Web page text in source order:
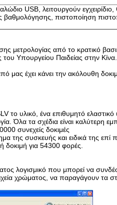
USB, λειτουργούν εγχειρίδιο,
βαθμολόγησης, πιστοποίηση
μετρολογίας από το κρατικό
Υπουργείου Παιδείας στην Κίνα.
μας έχει κάνει την ακόλουθη
το υλικό, ένα επιθυμητό ελαστικό
Όλα τα σχέδια είναι καλύτερη
συνεχείς δοκιμές
της συσκευής και ειδικά της
δοκιμή για 54300 φορές.
λογισμικό που μπορεί να
χρώματος, να παραγάγουν τα